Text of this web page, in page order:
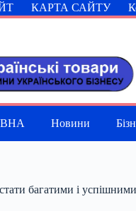
КАРТА САЙТУ
Новини
багатими і